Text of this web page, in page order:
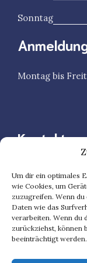
Um dir ein optimales
wie Cookies, um
zuzugreifen. Wenn
Daten wie das
verarbeiten. Wenn du
zurückziehst, können
beeinträchtigt werden.
Sonntag
Montag bis
Kontakt
069 977 66
0173 794